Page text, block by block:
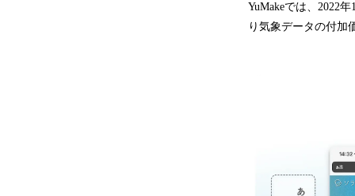
YuMakeでは、2022
り気象データの付加